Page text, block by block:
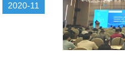
2020-11